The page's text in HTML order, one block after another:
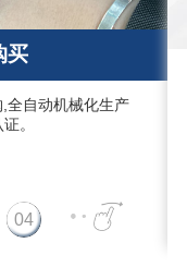
买
全自动机械化生产
。